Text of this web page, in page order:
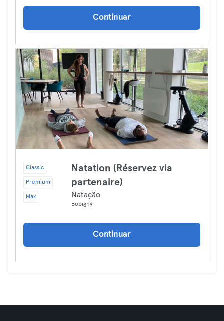
Continuar
Classic
Premium
Max
Natation (Réservez via
partenaire)
Natação
Bobigny
Continuar